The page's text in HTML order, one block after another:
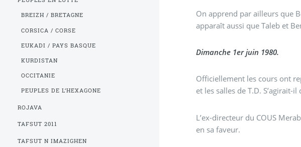
On apprend par ailleurs que
apparaît aussi que Taleb et
Dimanche 1er juin 1980.
Officiellement les cours ont repris à Tizi-Ouzou. En
et les salles de T.D.
L’ex-directeur du COUS
en sa faveur.
BREIZH / BRETAGNE
CORSICA / CORSE
EUKADI / PAYS BASQUE
KURDISTAN
OCCITANIE
PEUPLES DE L’HEXAGONE
ROJAVA
TAFSUT 2011
TAFSUT N IMAZIGHEN